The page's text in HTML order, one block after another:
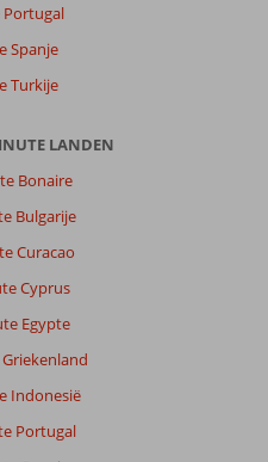
Portugal
Spanje
Turkije
LANDEN
Bonaire
Bulgarije
Curacao
Cyprus
Egypte
Indonesië
Portugal